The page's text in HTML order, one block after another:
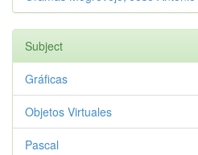
Subject
Gráficas
Objetos Virtuales
Pascal